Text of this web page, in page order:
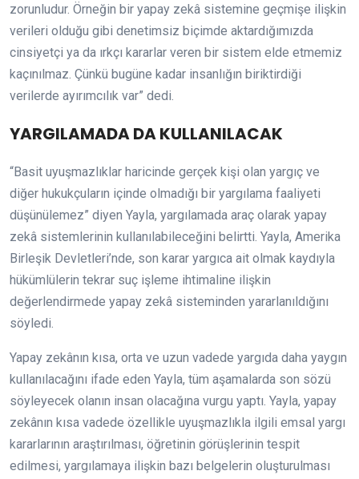
zorunludur. Örneğin bir yapay zekâ sistemine geçmişe ilişkin
verileri olduğu gibi denetimsiz biçimde aktardığımızda
cinsiyetçi ya da ırkçı kararlar veren bir sistem elde etmemiz
kaçınılmaz. Çünkü bugüne kadar insanlığın biriktirdiği
verilerde ayırımcılık var” dedi.
YARGILAMADA DA KULLANILACAK
“Basit uyuşmazlıklar haricinde gerçek kişi olan yargıç ve
diğer hukukçuların içinde olmadığı bir yargılama faaliyeti
düşünülemez” diyen Yayla, yargılamada araç olarak yapay
zekâ sistemlerinin kullanılabileceğini belirtti. Yayla, Amerika
Birleşik Devletleri’nde, son karar yargıca ait olmak kaydıyla
hükümlülerin tekrar suç işleme ihtimaline ilişkin
değerlendirmede yapay zekâ sisteminden yararlanıldığını
söyledi.
Yapay zekânın kısa, orta ve uzun vadede yargıda daha yaygın
kullanılacağını ifade eden Yayla, tüm aşamalarda son sözü
söyleyecek olanın insan olacağına vurgu yaptı. Yayla, yapay
zekânın kısa vadede özellikle uyuşmazlıkla ilgili emsal yargı
kararlarının araştırılması, öğretinin görüşlerinin tespit
edilmesi, yargılamaya ilişkin bazı belgelerin oluşturulması